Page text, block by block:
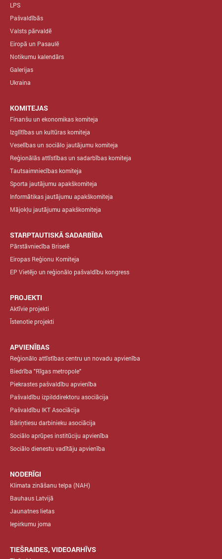
LPS
Pašvaldībās
Valsts pārvaldē
Eiropā un Pasaulē
Notikumu kalendārs
Galerijas
Ukraina
KOMITEJAS
Finanšu un ekonomikas komiteja
Izglītības un kultūras komiteja
Veselības un sociālo jautājumu komiteja
Reģionālās attīstības un sadarbības komiteja
Tautsaimniecības komiteja
Sporta jautājumu apakškomiteja
Informātikas jautājumu apakškomiteja
Mājokļu jautājumu apakškomiteja
STARPTAUTISKĀ SADARBĪBA
Pārstāvniecība Briselē
Eiropas Reģionu Komiteja
EP Vietējo un reģionālo pašvaldību kongress
PROJEKTI
Aktīvie projekti
Īstenotie projekti
APVIENĪBAS
Reģionālo attīstības centru un novadu apvienība
Biedrība "Rīgas metropole"
Piekrastes pašvaldību apvienība
Pašvaldību izpilddirektoru asociācija
Pašvaldību IKT Asociācija
Bāriņtiesu darbinieku asociācija
Sociālo aprūpes institūciju apvienība
Sociālo dienestu vadītāju apvienība
NODERĪGI
Klimata zināšanu telpa (NAH)
Bauhaus Latvijā
Jaunatnes lietas
Iepirkumu joma
TIEŠRAIDES, VIDEOARHĪVS